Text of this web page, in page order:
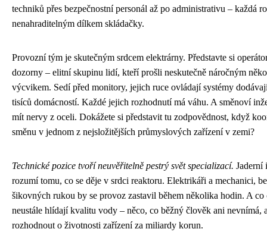
techniků přes bezpečnostní personál až po administrativu – každá
nenahraditelným dílkem skládačky.
Provozní tým je skutečným srdcem elektrárny. Představte si
dozorny – elitní skupinu lidí, kteří prošli neskutečně náročným
výcvikem. Sedí před monitory, jejich ruce ovládají systémy
tisíců domácností. Každé jejich rozhodnutí má váhu. A směnoví
mít nervy z oceli. Dokážete si představit tu zodpovědnost, když
směnu v jednom z nejsložitějších průmyslových zařízení v zemi?
Technické pozice tvoří neuvěřitelně pestrý svět specializací. Jaderní
rozumí tomu, co se děje v srdci reaktoru. Elektrikáři a mechanici,
šikovných rukou by se provoz zastavil během několika hodin. A co
neustále hlídají kvalitu vody – něco, co běžný člověk ani nevnímá,
rozhodnout o životnosti zařízení za miliardy korun.